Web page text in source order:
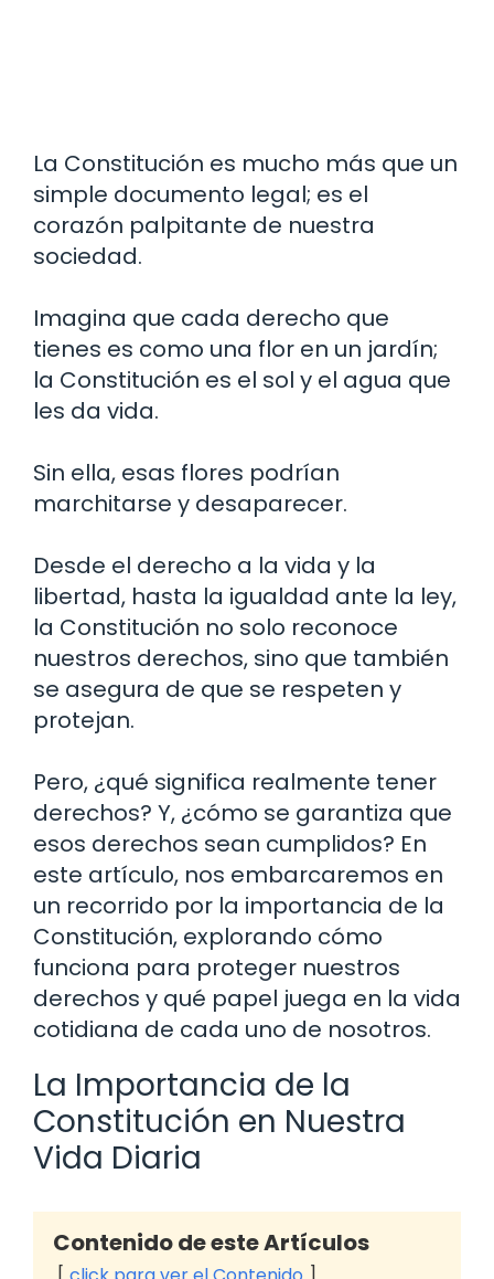
La Constitución es mucho más que un
simple documento legal; es el
corazón palpitante de nuestra
sociedad.
Imagina que cada derecho que
tienes es como una flor en un jardín;
la Constitución es el sol y el agua que
les da vida.
Sin ella, esas flores podrían
marchitarse y desaparecer.
Desde el derecho a la vida y la
libertad, hasta la igualdad ante la ley,
la Constitución no solo reconoce
nuestros derechos, sino que también
se asegura de que se respeten y
protejan.
Pero, ¿qué significa realmente tener
derechos? Y, ¿cómo se garantiza que
esos derechos sean cumplidos? En
este artículo, nos embarcaremos en
un recorrido por la importancia de la
Constitución, explorando cómo
funciona para proteger nuestros
derechos y qué papel juega en la vida
cotidiana de cada uno de nosotros.
La Importancia de la
Constitución en Nuestra
Vida Diaria
Contenido de este Artículos